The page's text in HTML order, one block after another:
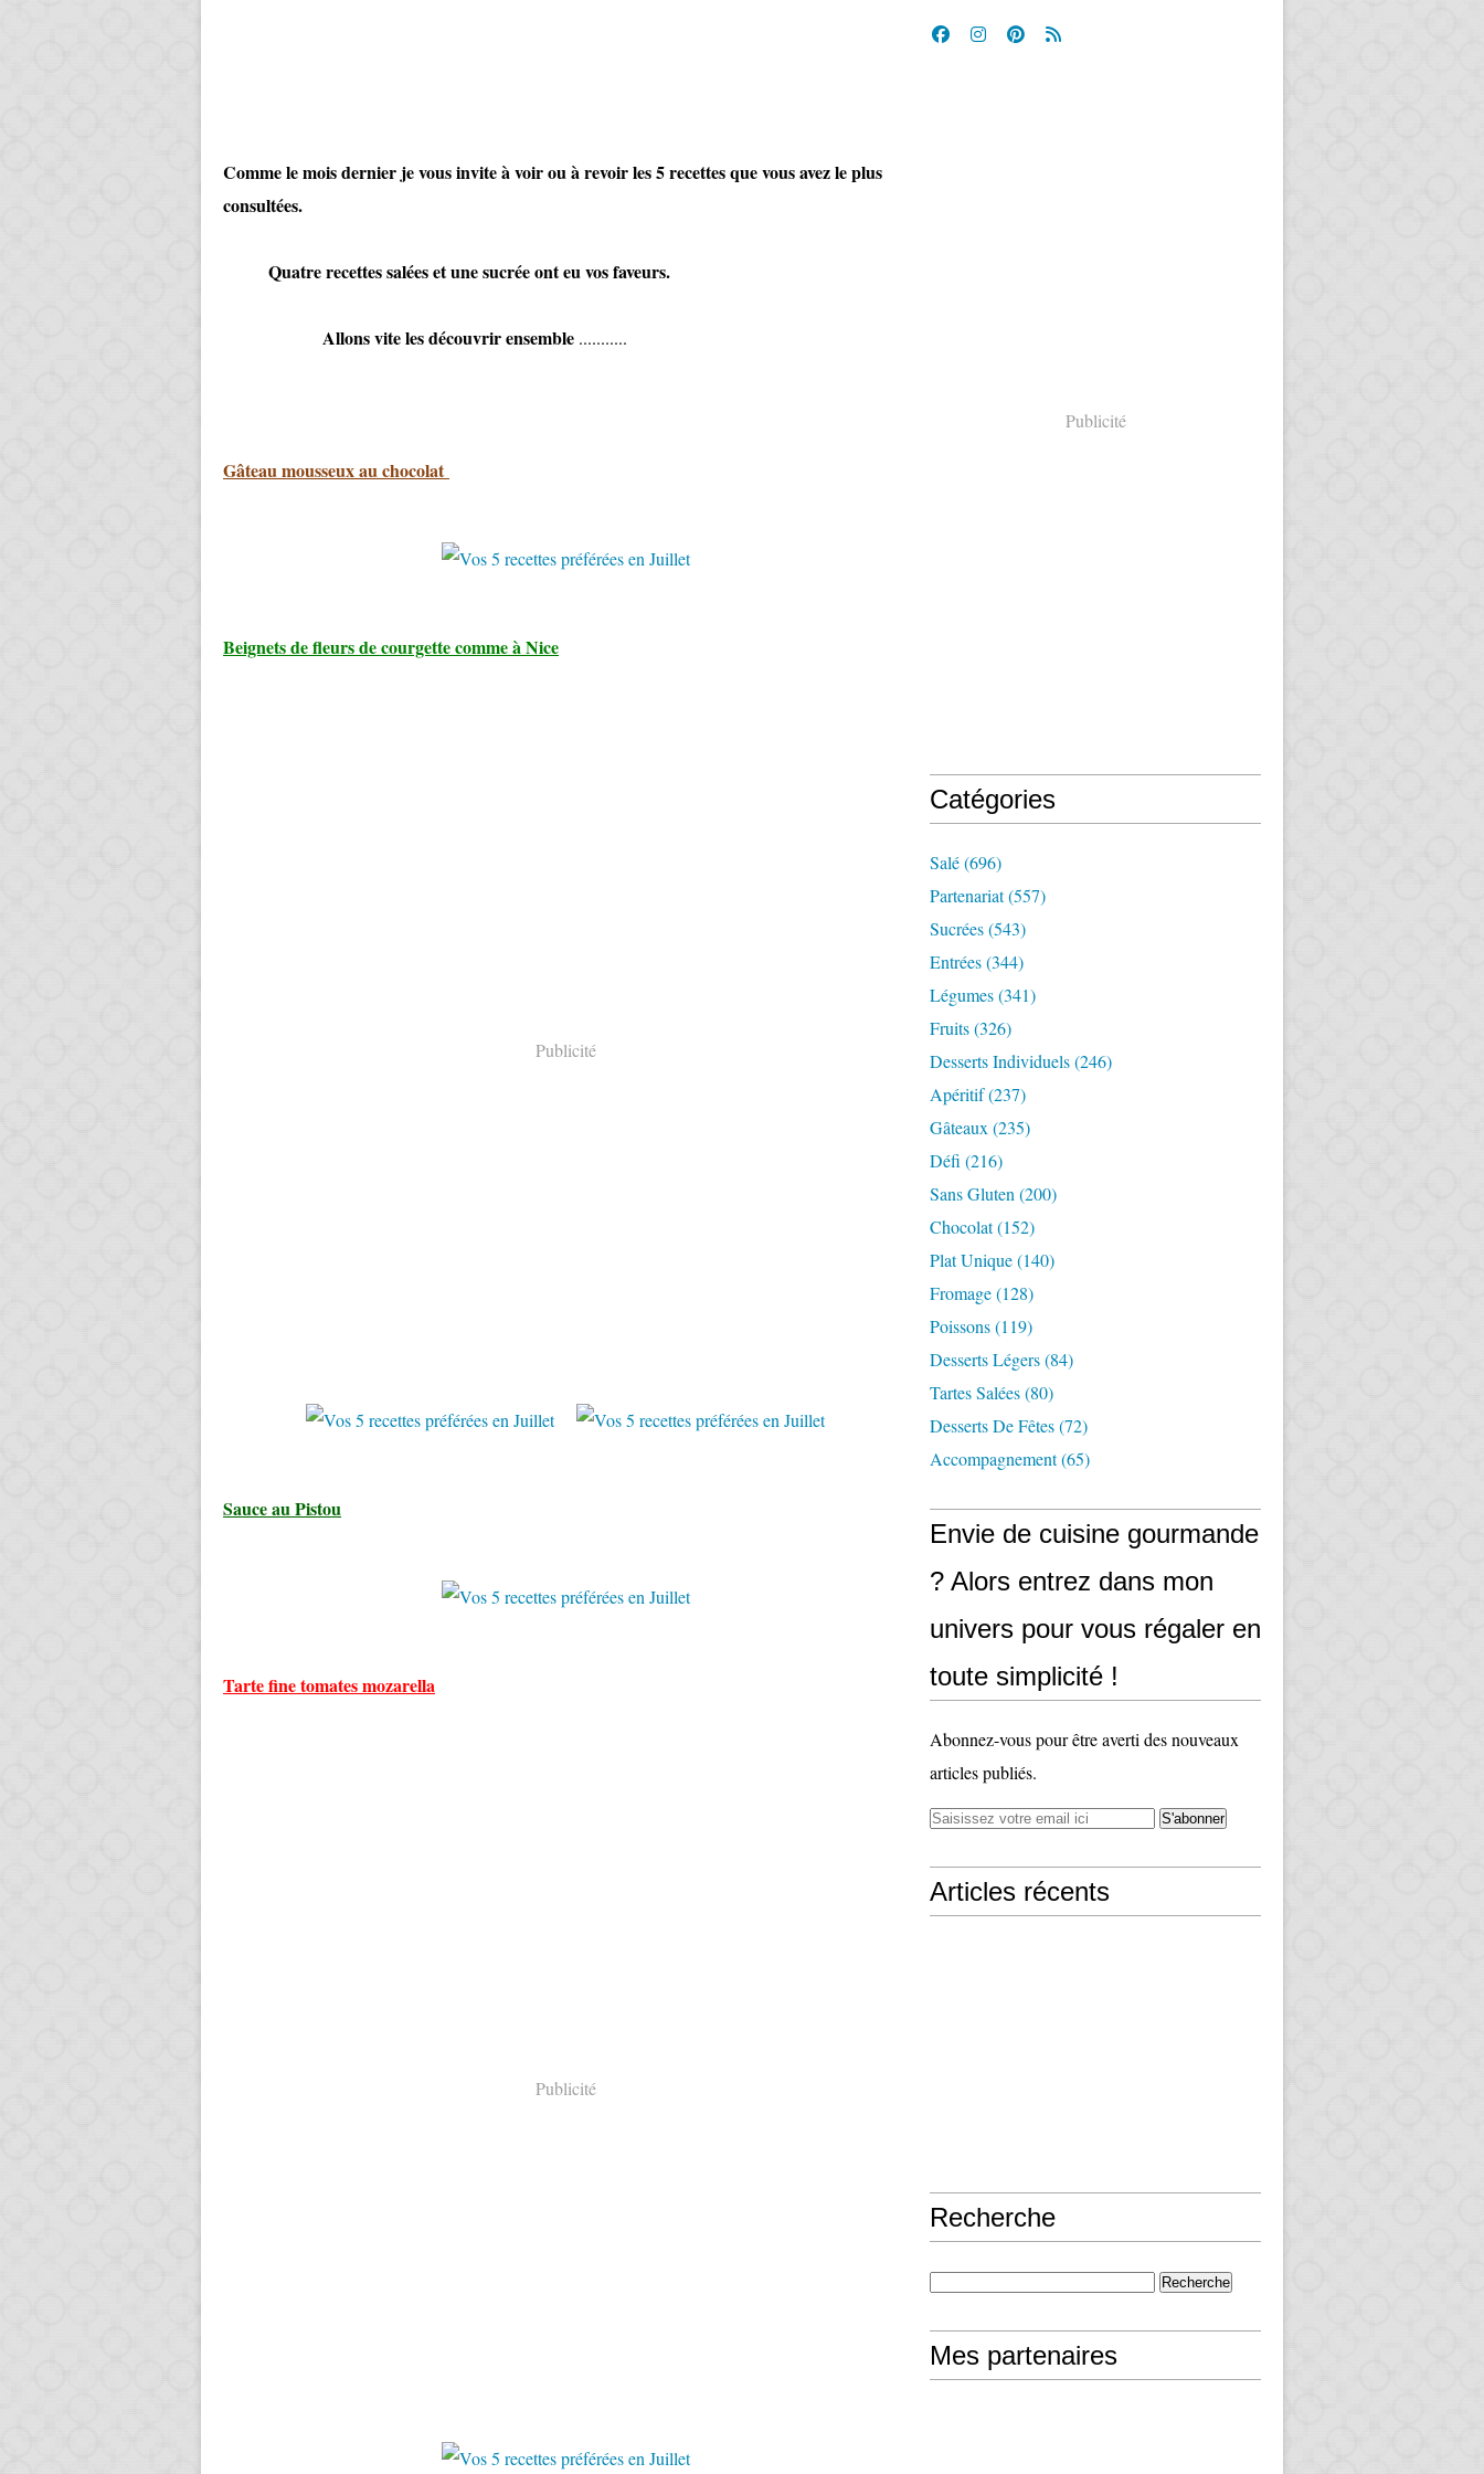
Comme le mois dernier je vous invite à voir ou à revoir les 5 recettes que vous avez le plus
consultées.
Quatre recettes salées et une sucrée ont eu vos faveurs.
Allons vite les découvrir ensemble ...........
Gâteau mousseux au chocolat
Beignets de fleurs de courgette comme à Nice
Publicité
Sauce au Pistou
Tarte fine tomates mozarella
Publicité
Publicité
Catégories
Salé(696)
Partenariat(557)
Sucrées(543)
Entrées(344)
Légumes(341)
Fruits(326)
Desserts Individuels(246)
Apéritif(237)
Gâteaux (235)
Défi (216)
Sans Gluten (200)
Chocolat(152)
Plat Unique(140)
Fromage(128)
Poissons(119)
Desserts Légers(84)
Tartes Salées(80)
Desserts De Fêtes(72)
Accompagnement(65)
Envie de cuisine gourmande
? Alors entrez dans mon
univers pour vous régaler en
toute simplicité !
Abonnez-vous pour être averti des nouveaux
articles publiés.
Articles récents
Recherche
Mes partenaires